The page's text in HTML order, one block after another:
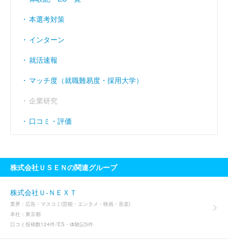
本選考対策
インターン
就活速報
マッチ度（就職難易度・採用大学）
企業研究
口コミ・評価
株式会社ＵＳＥＮの関連グループ
株式会社Ｕ‐ＮＥＸＴ
業界： 広告・マスコミ(芸能・エンタメ・映画・音楽)
本社： 東京都
口コミ投稿数124件 ES・体験記5件